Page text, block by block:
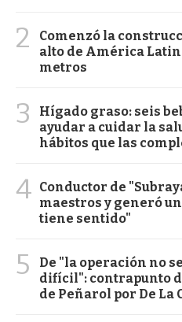
2
Comenzó la
alto de América
metros
3
Hígado graso: seis
ayudar a cuidar la
hábitos que las
4 Conductor de
maestros y generó
tiene sentido"
5
De "la operación no
difícil": contrapunto
de Peñarol por De La